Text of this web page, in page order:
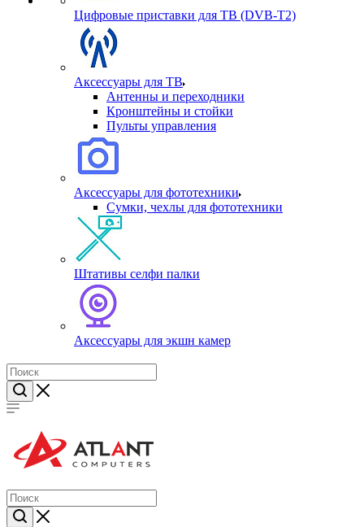
Цифровые приставки для ТВ (DVB-T2)
Аксессуары для ТВ
Антенны и переходники
Кронштейны и стойки
Пульты управления
Аксессуары для фототехники
Сумки, чехлы для фототехники
Штативы селфи палки
Аксессуары для экшн камер